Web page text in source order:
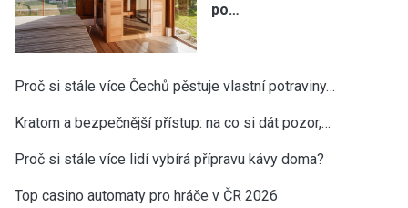
po…
Proč si stále více Čechů pěstuje vlastní potraviny…
Kratom a bezpečnější přístup: na co si dát pozor,…
Proč si stále více lidí vybírá přípravu kávy doma?
Top casino automaty pro hráče v ČR 2026